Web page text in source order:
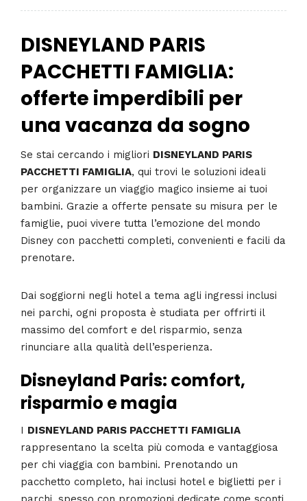
DISNEYLAND PARIS
PACCHETTI FAMIGLIA:
offerte imperdibili per
una vacanza da sogno
Se stai cercando i migliori DISNEYLAND PARIS
PACCHETTI FAMIGLIA, qui trovi le soluzioni ideali
per organizzare un viaggio magico insieme ai tuoi
bambini. Grazie a offerte pensate su misura per le
famiglie, puoi vivere tutta l’emozione del mondo
Disney con pacchetti completi, convenienti e facili da
prenotare.
Dai soggiorni negli hotel a tema agli ingressi inclusi
nei parchi, ogni proposta è studiata per offrirti il
massimo del comfort e del risparmio, senza
rinunciare alla qualità dell’esperienza.
Disneyland Paris: comfort,
risparmio e magia
I DISNEYLAND PARIS PACCHETTI FAMIGLIA
rappresentano la scelta più comoda e vantaggiosa
per chi viaggia con bambini. Prenotando un
pacchetto completo, hai inclusi hotel e biglietti per i